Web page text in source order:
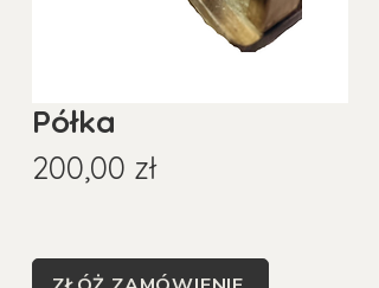
Półka
200,00 złCena